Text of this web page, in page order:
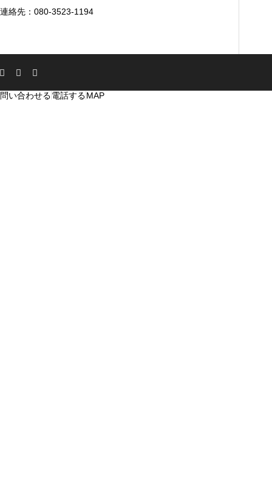
連絡先：080-3523-1194
問い合わせる電話するMAP